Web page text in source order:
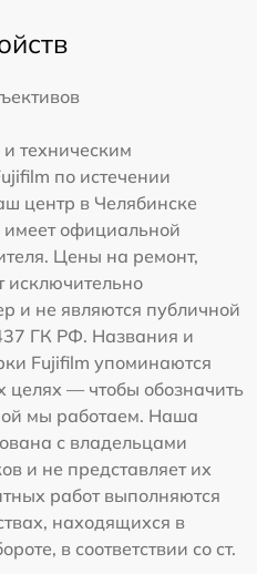
техническим
по истечении
центр в Челябинске
имеет официальной
Цены на ремонт,
исключительно
и не являются публичной
ГК РФ. Названия и
Fujifilm упоминаются
— чтобы обозначить
мы работаем. Наша
с владельцами
и не представляет их
работ выполняются
находящихся в
в соответствии со ст.